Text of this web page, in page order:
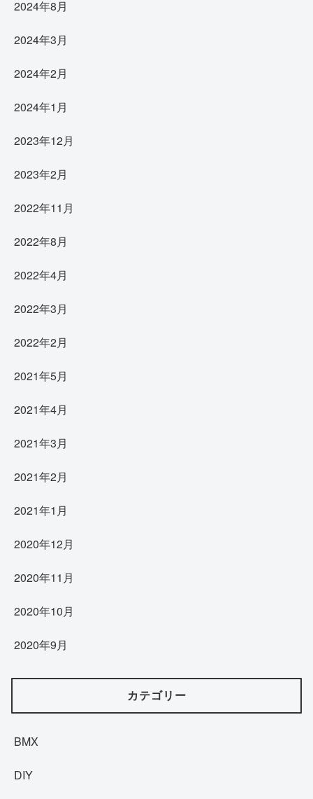
2024年8月
2024年3月
2024年2月
2024年1月
2023年12月
2023年2月
2022年11月
2022年8月
2022年4月
2022年3月
2022年2月
2021年5月
2021年4月
2021年3月
2021年2月
2021年1月
2020年12月
2020年11月
2020年10月
2020年9月
カテゴリー
BMX
DIY